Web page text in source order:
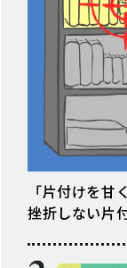
「片付けを甘
挫折しない片